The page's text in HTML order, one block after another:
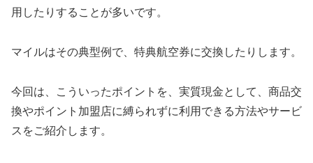
用したりすることが多いです。
マイルはその典型例で、特典航空券に交換したりします。
今回は、こういったポイントを、実質現金として、商品交
換やポイント加盟店に縛られずに利用できる方法やサービ
スをご紹介します。